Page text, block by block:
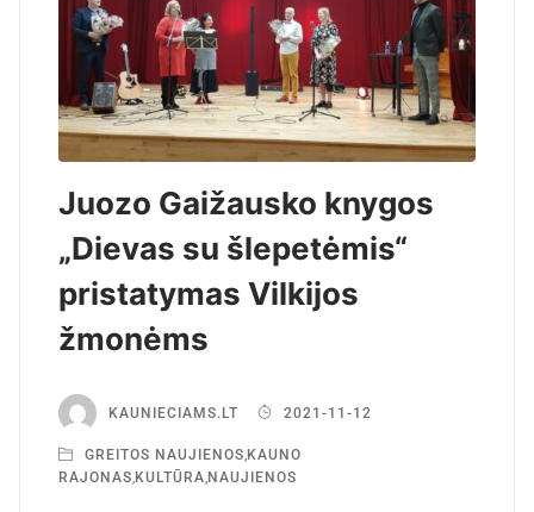
Juozo Gaižausko knygos
„Dievas su šlepetėmis“
pristatymas Vilkijos
žmonėms
KAUNIECIAMS.LT 2021-11-12
GREITOS NAUJIENOS KAUNO
RAJONAS KULTŪRA NAUJIENOS